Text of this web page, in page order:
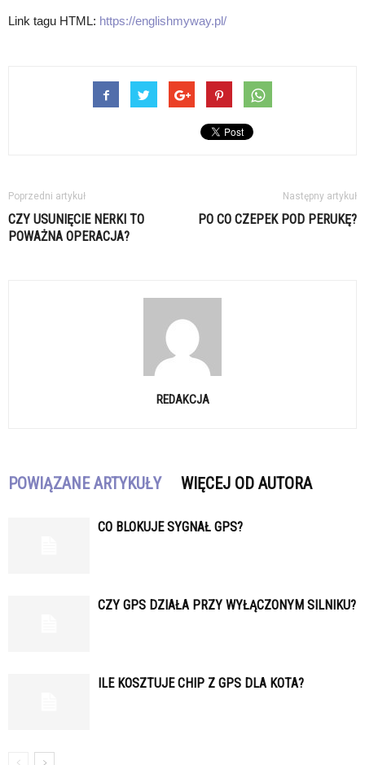
Link tagu HTML: https://englishmyway.pl/
Poprzedni artykuł
CZY USUNIĘCIE NERKI TO
POWAŻNA OPERACJA?
Następny artykuł
PO CO CZEPEK POD PERUKĘ?
REDAKCJA
POWIĄZANE ARTYKUŁY WIĘCEJ OD AUTORA
CO BLOKUJE SYGNAŁ GPS?
CZY GPS DZIAŁA PRZY WYŁĄCZONYM SILNIKU?
ILE KOSZTUJE CHIP Z GPS DLA KOTA?